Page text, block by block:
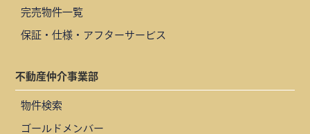
完売物件一覧
保証・仕様・アフターサービス
不動産仲介事業部
物件検索
ゴールドメンバー